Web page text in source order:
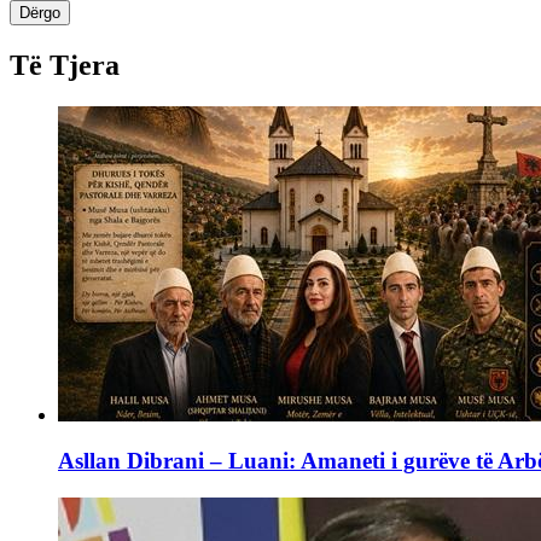
Dërgo
Të Tjera
Asllan Dibrani – Luani: Amaneti i gurëve të